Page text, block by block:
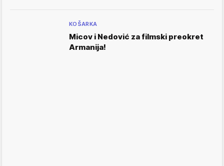
KOŠARKA
Micov i Nedović za filmski preokret
Armanija!